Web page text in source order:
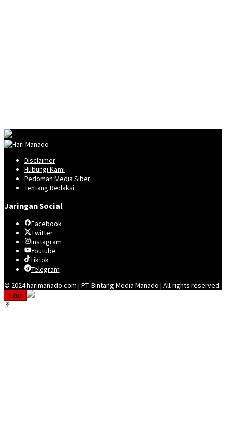
Disclaimer
Hubungi Kami
Pedoman Media Siber
Tentang Redaksi
Jaringan Social
Facebook
Twitter
Instagram
Youtube
Tiktok
Telegram
© 2024 harimanado.com | PT. Bintang Media Manado | All rights reserved.
tutup